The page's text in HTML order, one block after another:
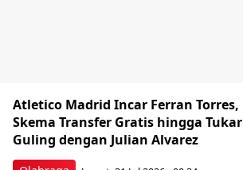
Atletico Madrid Incar Ferran Torres,
Skema Transfer Gratis hingga Tukar
Guling dengan Julian Alvarez